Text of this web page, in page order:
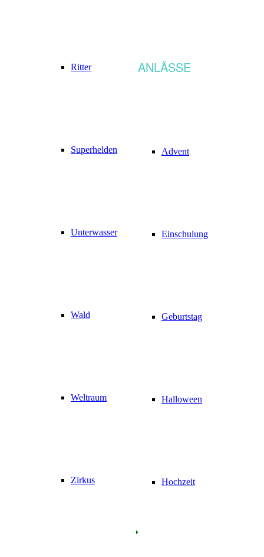
Ritter
Superhelden
Unterwasser
Wald
Weltraum
Zirkus
ANLÄSSE
Advent
Einschulung
Geburtstag
Halloween
Hochzeit